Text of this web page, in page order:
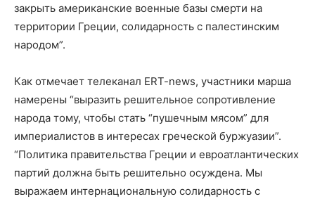
закрыть американские военные базы смерти на
территории Греции, солидарность с палестинским
народом”.
Как отмечает телеканал ERT-news, участники марша
намерены “выразить решительное сопротивление
народа тому, чтобы стать “пушечным мясом” для
империалистов в интересах греческой буржуазии”.
“Политика правительства Греции и евроатлантических
партий должна быть решительно осуждена. Мы
выражаем интернациональную солидарность с